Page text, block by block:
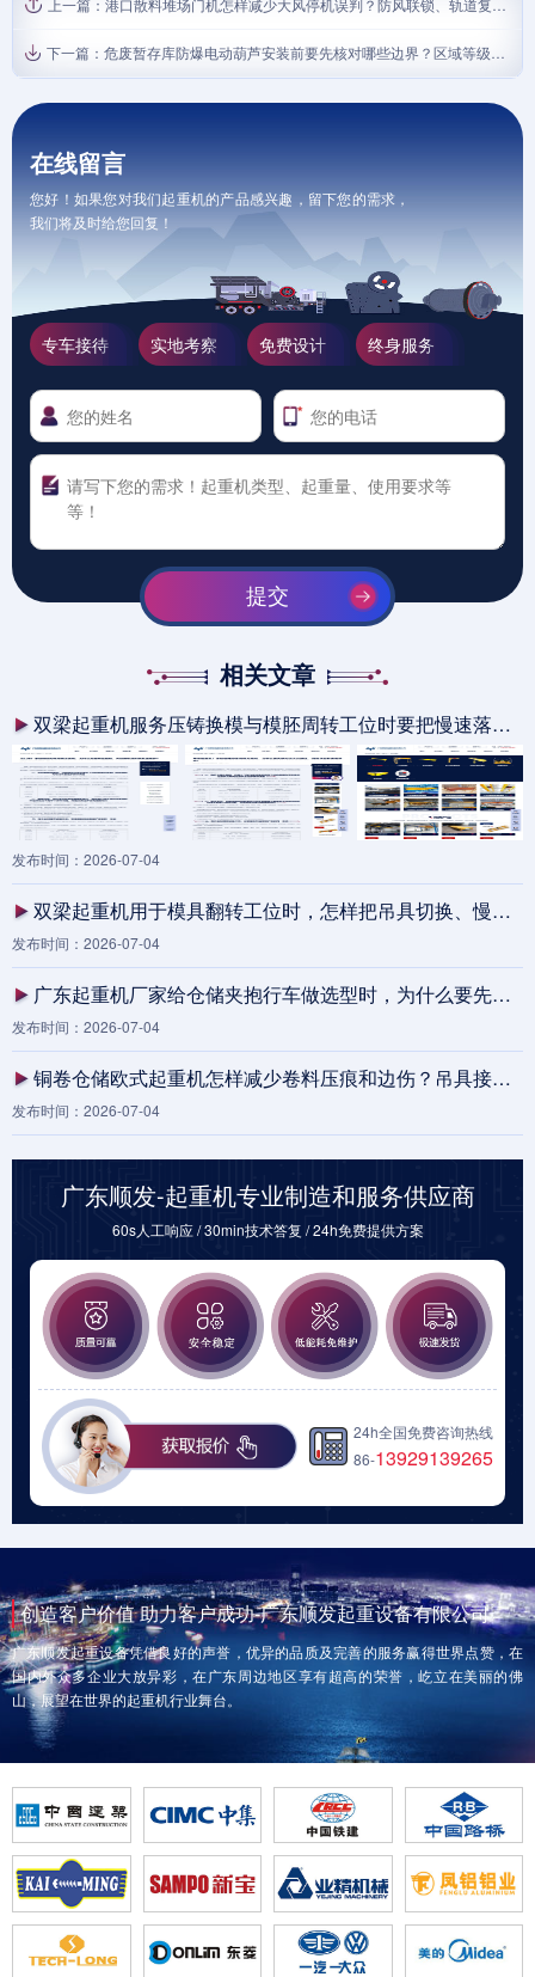
上一篇： 港口散料堆场门机怎样减少大风停机误判？防风联锁、轨道复测与夜间放行判定表
下一篇： 危废暂存库防爆电动葫芦安装前要先核对哪些边界？区域等级、吊点净空与检修隔离复核表
在线留言
您好！如果您对我们起重机的产品感兴趣，留下您的需求，
我们将及时给您回复！
专车接待 实地考察 免费设计 终身服务
提交
相关文章
双梁起重机服务压铸换模与模胚周转工位时要把慢速落位、吊具共用和试模节拍一起固化
发布时间：2026-07-04
双梁起重机用于模具翻转工位时，怎样把吊具切换、慢速落位和安全联锁一次核对清楚？
发布时间：2026-07-04
广东起重机厂家给仓储夹抱行车做选型时，为什么要先把卷料规格、鞍座基准和慢速落位讲清？
发布时间：2026-07-04
铜卷仓储欧式起重机怎样减少卷料压痕和边伤？吊具接口、慢速落位与待料区规划表
发布时间：2026-07-04
广东顺发-起重机专业制造和服务供应商
60s人工响应 / 30min技术答复 / 24h免费提供方案
24h全国免费咨询热线
86-13929139265
创造客户价值 助力客户成功-广东顺发起重设备有限公司
广东顺发起重设备凭借良好的声誉，优异的品质及完善的服务赢得世界点赞，在
国内外众多企业大放异彩，在广东周边地区享有超高的荣誉，屹立在美丽的佛
山，展望在世界的起重机行业舞台。